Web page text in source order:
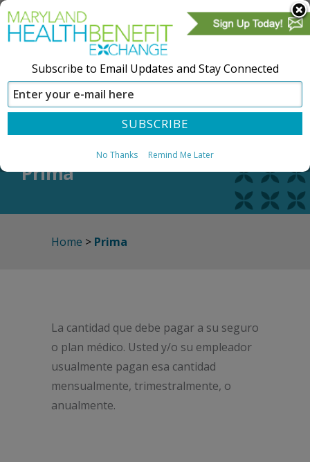
CREAR UNA CUENTA REGÍSTRESE
Prima
Home > Prima
La cantidad que debe pagar a su seguro
o plan médico. Usted y/o su empleador
usualmente pagan esa cantidad
mensualmente, trimestralmente, o
anualmente.
Subscribe to Email Updates and Stay Connected
No Thanks Remind Me Later